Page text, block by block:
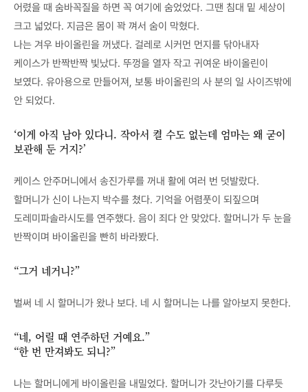
어렸을 때 숨바꼭질을 하면 꼭 여기에 숨었었다. 그땐 침대 밑 세상이
크고 넓었다. 지금은 몸이 꽉 껴서 숨이 막혔다.
나는 겨우 바이올린을 꺼냈다. 걸레로 시커먼 먼지를 닦아내자
케이스가 반짝반짝 빛났다. 뚜껑을 열자 작고 귀여운 바이올린이
보였다. 유아용으로 만들어져, 보통 바이올린의 사 분의 일 사이즈밖에
안 되었다.
‘이게 아직 남아 있다니. 작아서 켤 수도 없는데 엄마는 왜 굳이
보관해 둔 거지?’
케이스 안주머니에서 송진가루를 꺼내 활에 여러 번 덧발랐다.
할머니가 신이 나는지 박수를 쳤다. 기억을 어렴풋이 되짚으며
도레미파솔라시도를 연주했다. 음이 죄다 안 맞았다. 할머니가 두 눈을
반짝이며 바이올린을 빤히 바라봤다.
“그거 네거니?”
벌써 네 시 할머니가 왔나 보다. 네 시 할머니는 나를 알아보지 못한다.
“네, 어릴 때 연주하던 거예요.”
“한 번 만져봐도 되니?”
나는 할머니에게 바이올린을 내밀었다. 할머니가 갓난아기를 다루듯